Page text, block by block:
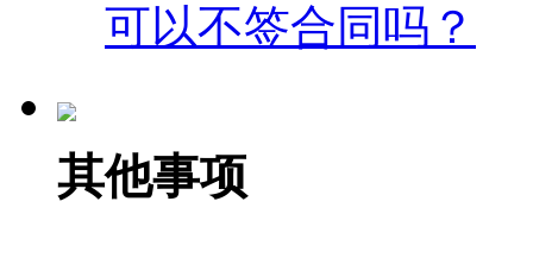
可以不签合同吗？
其他事项